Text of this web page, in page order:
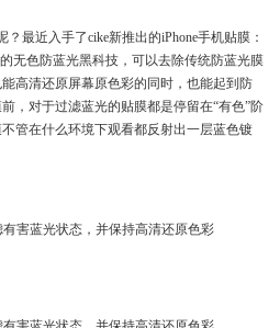
最近入手了cike新推出的iPhone手机贴膜：
无色防蓝光黑科技，可以去除传统防蓝光膜
高清还原屏幕原色彩的同时，也能起到防
，对于过滤蓝光的贴膜都是停留在“有色”阶
管在什么环境下观看都反射出一层蓝色镀